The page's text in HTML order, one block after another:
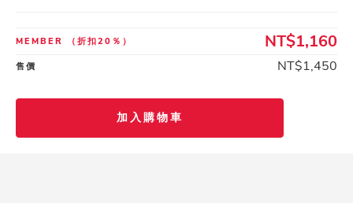
MEMBER （折扣20％） NT$1,160
售價 NT$1,450
加入購物車